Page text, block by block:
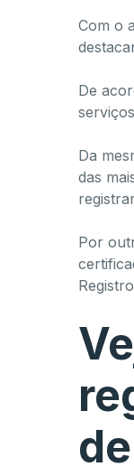
Com o
De
Da
das
Por